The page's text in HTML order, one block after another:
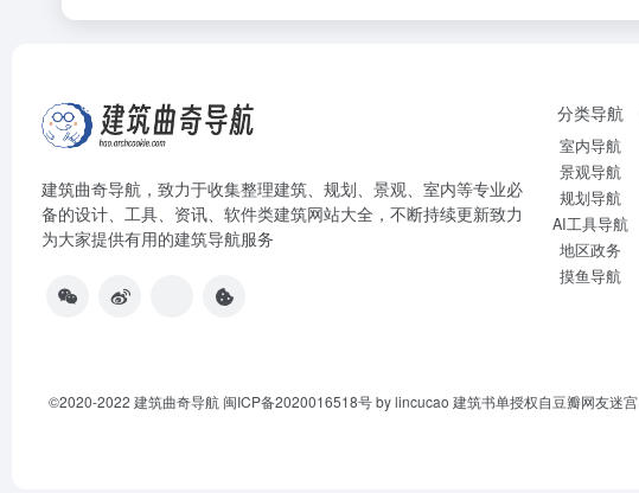
建筑曲奇导航 ，致力于收集整理建筑、规划、景观、室内等专业必
备的设计、工具、资讯、软件类建筑网站大全，不断持续更新致力
为大家提供有用的建筑导航服务
分类导航
室内导航
景观导航
规划导航
AI工具导航
地区政务
摸鱼导航
©2020-2022 建筑曲奇导航 闽ICP备2020016518号by lincucao 建筑书单授权自豆瓣网友迷宫